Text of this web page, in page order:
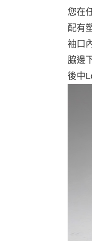
您在
配有
袖口
脇邊
後中